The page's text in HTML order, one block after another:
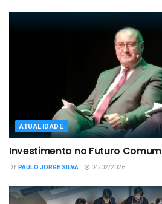
ATUALIDADE
Investimento no Futuro Comum
DEPAULO JORGE SILVA 04/02/2026